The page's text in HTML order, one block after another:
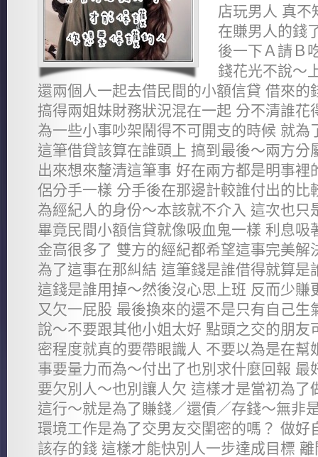
店玩男人 真不
在賺男人的錢
後一下Ａ請Ｂ
錢花光不說～
還兩個人一起去借民間的小額信貸 借來的
搞得兩姐妹財務狀況混在一起 分不清誰花
為一些小事吵架鬧得不可開支的時候 就為
這筆借貸該算在誰頭上 搞到最後～兩方分
出來想來釐清這筆事 好在兩方都是明事裡
侶分手一樣 分手後在那邊計較誰付出的比
為經紀人的身份～本該就不介入 這次也只
畢竟民間小額信貸就像吸血鬼一樣 利息吸
金高很多了 雙方的經紀都希望這事完美解
為了這事在那糾結 這筆錢是誰借得就算是
這錢是誰用掉～然後沒心思上班 反而少賺
又欠一屁股 最後換來的還不是只有自己生
說～不要跟其他小姐太好 點頭之交的朋友
密程度就真的要帶眼識人 不要以為是在幫
事要量力而為～付出了也別求什麼回報 最
要欠別人～也別讓人欠 這樣才是當初為了
這行～就是為了賺錢／還債／存錢～無非
環境工作是為了交男友交閨密的嗎？ 做好
該存的錢 這樣才能快別人一步達成目標